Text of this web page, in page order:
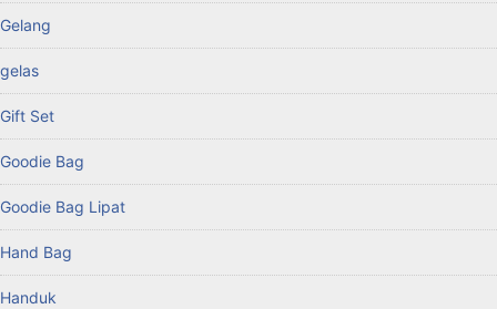
Gelang
gelas
Gift Set
Goodie Bag
Goodie Bag Lipat
Hand Bag
Handuk